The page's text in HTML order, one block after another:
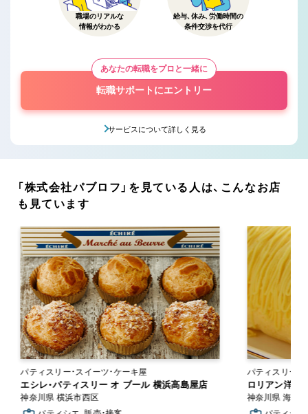
職場のリアルな
情報がわかる
給与、休み、労働時間の
条件交渉を代行
あなたの転職をプロと一緒に
転職サポートにエントリー
サービスについて詳しく見る
「株式会社パブロフ」を見ている人は、こんなお店
も見ています
パティスリー・スイーツ・ケーキ屋
エシレ・パティスリー オ ブール 横浜高島屋店
神奈川県 横浜市西区
パティスリー・
ロリアン洋菓
神奈川県 海老